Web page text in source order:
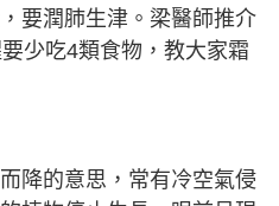
要潤肺生津。梁醫師推介
少吃4類食物，教大家霜
降的意思，常有冷空氣侵